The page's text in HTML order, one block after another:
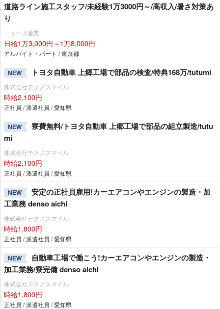
道路ライン施工スタッフ/未経験1万3000円～/高収入/暑さ対策あ
り
ニューズ産業
日給1万3,000円～1万8,000円
アルバイト・パート / 東京都
NEW トヨタ自動車 上郷工場で部品の検査/特典168万/tutumi
株式会社テクノスマイル
時給2,100円
正社員 / 派遣社員 / 愛知県
NEW
寮費無料/トヨタ自動車 上郷工場で部品の組立製造/tutu
mi
株式会社テクノスマイル
時給2,100円
正社員 / 派遣社員 / 愛知県
NEW
安定の正社員雇用!カーエアコンやエンジンの製造・加
工業務 denso aichi
株式会社テクノスマイル
時給1,800円
正社員 / 派遣社員 / 愛知県
NEW
自動車工場で働こう!カーエアコンやエンジンの製造・
加工業務/寮完備 denso aichi
株式会社テクノスマイル
時給1,800円
正社員 / 派遣社員 / 愛知県